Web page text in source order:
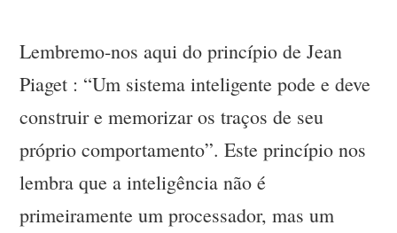
Lembremo-nos aqui do princípio de Jean
Piaget : “Um sistema inteligente pode e deve
construir e memorizar os traços de seu
próprio comportamento”. Este princípio nos
lembra que a inteligência não é
primeiramente um processador, mas um